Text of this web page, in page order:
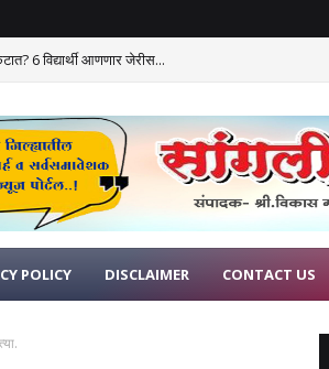
6 विद्यार्थी आणणार जेरीस...
POLICY DISCLAIMER CONTACT US